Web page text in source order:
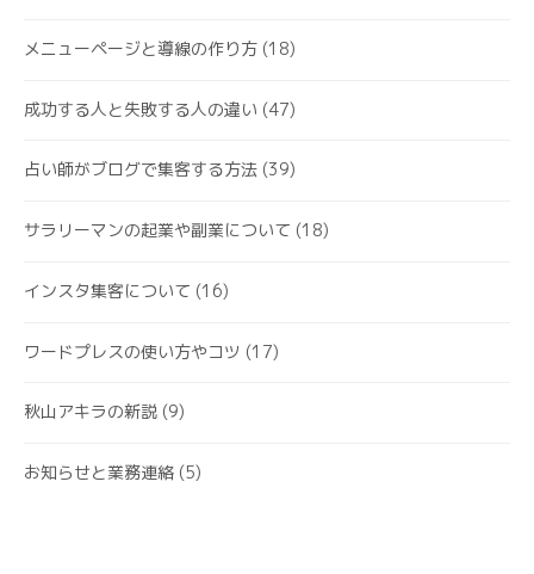
メニューページと導線の作り方 (18)
成功する人と失敗する人の違い (47)
占い師がブログで集客する方法 (39)
サラリーマンの起業や副業について (18)
インスタ集客について (16)
ワードプレスの使い方やコツ (17)
秋山アキラの新説 (9)
お知らせと業務連絡 (5)